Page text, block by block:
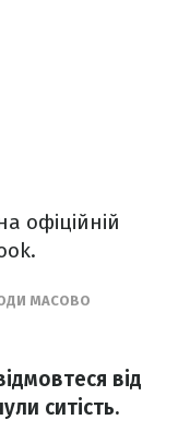
офіційній
МАСОВО
від
ситість.